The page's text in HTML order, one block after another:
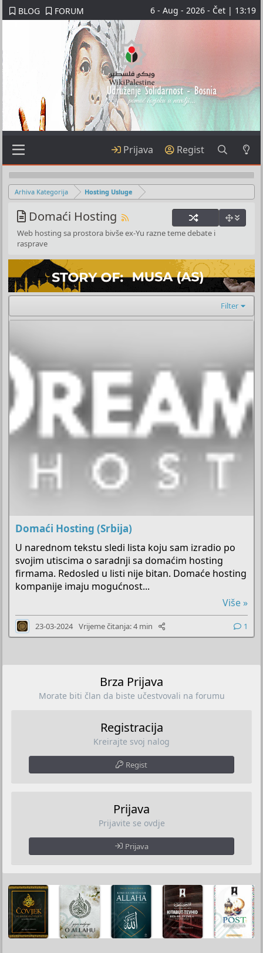
BLOG FORUM 6 - Aug - 2026 - Čet | 13:19
Prijava Regist
Arhiva Kategorija Hosting Usluge
Domaći Hosting
Web hosting sa prostora bivše ex-Yu razne teme debate i
rasprave
Filter
Domaći Hosting (Srbija)
U narednom tekstu sledi lista koju sam izradio po
svojim utiscima o saradnji sa domaćim hosting
firmama. Redosled u listi nije bitan. Domaće hosting
kompanije imaju mogućnost...
Više »
23-03-2024 Vrijeme čitanja: 4 min 1
Brza Prijava
Morate biti član da biste učestvovali na forumu
Registracija
Kreirajte svoj nalog
Regist
Prijava
Prijavite se ovdje
Prijava